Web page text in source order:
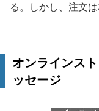
る。しかし、注文
オンラインス
ッセージ